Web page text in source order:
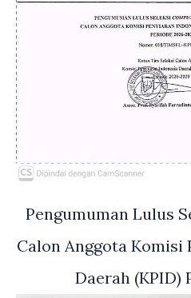
Pengumuman Lulus
Calon Anggota Komisi
Daerah (KPID)